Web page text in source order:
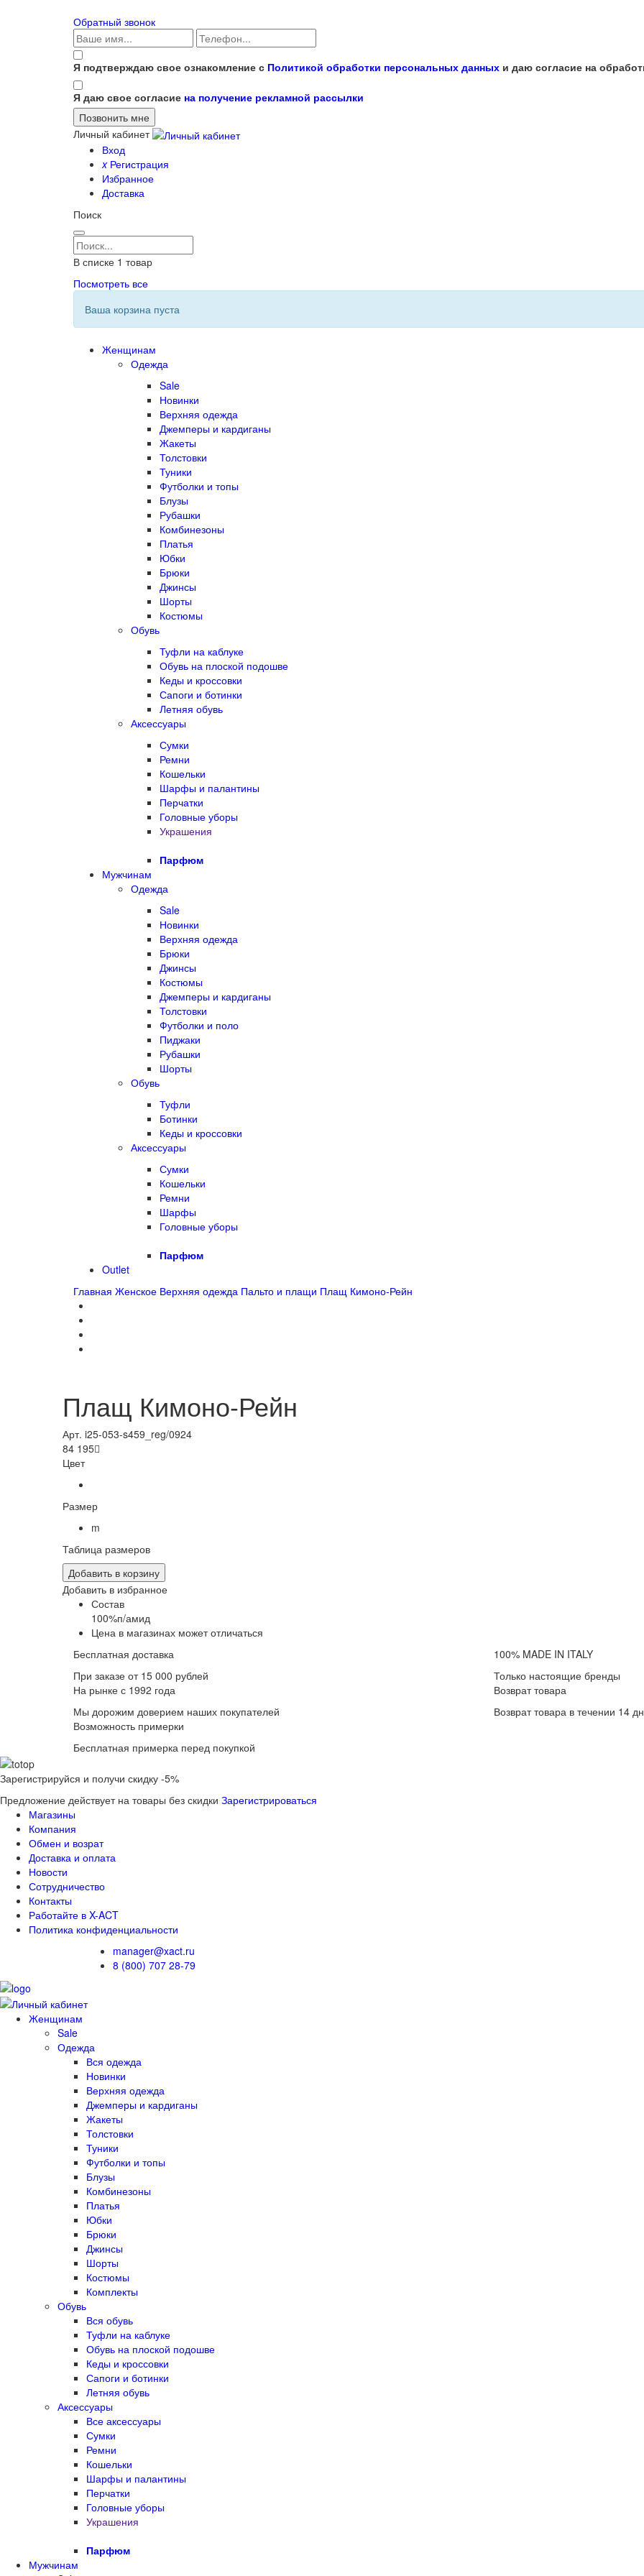
Обратный звонок
Я подтверждаю свое ознакомление с Политикой обработки персональных данных и даю согласие на
Я даю свое согласие на получение рекламной рассылки
Личный кабинет
Вход
xРегистрация
Избранное
Доставка
Поиск
В списке 1 товар
Посмотреть все
Ваша корзина пуста
Женщинам
Одежда
Sale
Новинки
Верхняя одежда
Джемперы и кардиганы
Жакеты
Толстовки
Туники
Футболки и топы
Блузы
Рубашки
Комбинезоны
Платья
Юбки
Брюки
Джинсы
Шорты
Костюмы
Обувь
Туфли на каблуке
Обувь на плоской подошве
Кеды и кроссовки
Сапоги и ботинки
Летняя обувь
Аксессуары
Сумки
Ремни
Кошельки
Шарфы и палантины
Перчатки
Головные уборы
Украшения
Парфюм
Мужчинам
Одежда
Sale
Новинки
Верхняя одежда
Брюки
Джинсы
Костюмы
Джемперы и кардиганы
Толстовки
Футболки и поло
Пиджаки
Рубашки
Шорты
Обувь
Туфли
Ботинки
Кеды и кроссовки
Аксессуары
Сумки
Кошельки
Ремни
Шарфы
Головные уборы
Парфюм
Outlet
Главная Женское Верхняя одежда Пальто и плащи Плащ Кимоно-Рейн
Плащ Кимоно-Рейн
Арт. i25-053-s459_reg/0924
84 195
Цвет
Размер
m
Таблица размеров
Добавить в корзину
Добавить в избранное
Состав
100%п/амид
Цена в магазинах может отличаться
Бесплатная доставка
При заказе от 15 000 рублей
100% MADE IN ITALY
Только настоящие бренды
На рынке с 1992 года
Мы дорожим доверием наших покупателей
Возврат товара
Возврат товара в течении 14
Возможность примерки
Бесплатная примерка перед покупкой
Зарегистрируйся и получи скидку -5%
Предложение действует на товары без скидки Зарегистрироваться
Магазины
Компания
Обмен и возрат
Доставка и оплата
Новости
Сотрудничество
Контакты
Работайте в X-ACT
Политика конфиденциальности
manager@xact.ru
8 (800) 707 28-79
Женщинам
Sale
Одежда
Вся одежда
Новинки
Верхняя одежда
Джемперы и кардиганы
Жакеты
Толстовки
Туники
Футболки и топы
Блузы
Комбинезоны
Платья
Юбки
Брюки
Джинсы
Шорты
Костюмы
Комплекты
Обувь
Вся обувь
Туфли на каблуке
Обувь на плоской подошве
Кеды и кроссовки
Сапоги и ботинки
Летняя обувь
Аксессуары
Все аксессуары
Сумки
Ремни
Кошельки
Шарфы и палантины
Перчатки
Головные уборы
Украшения
Парфюм
Мужчинам